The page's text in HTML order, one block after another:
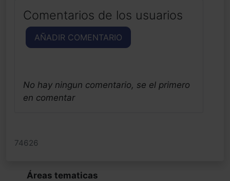
Comentarios de los usuarios
AÑADIR COMENTARIO
No hay ningun comentario, se el primero
en comentar
74626
Áreas tematicas